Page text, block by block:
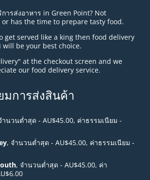
ารส่งอาหาร in Green Point? Not
or has the time to prepare tasty food.
get served like a king then food delivery
will be your best choice.
at the checkout screen and we
our food delivery service.
มการส่งสินค้า
ำนวนต่ำสุด - AU$45.00, ค่าธรรมเนียม -
, จำนวนต่ำสุด - AU$45.00, ค่าธรรมเนียม -
, จำนวนต่ำสุด - AU$45.00, ค่า